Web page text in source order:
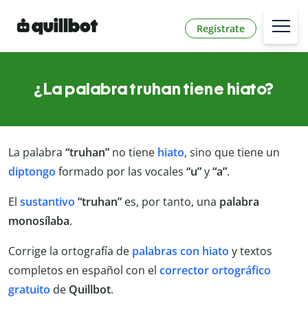
Regístrate
¿La palabra truhan tiene hiato?
La palabra “truhan” no tiene hiato, sino que tiene un
diptongo formado por las vocales “u”y“a”.
El sustantivo “truhan” es, por tanto, una palabra
monosílaba.
Corrige la ortografía de palabras con hiato y textos
completos en español con el corrector ortográfico
gratuito de Quillbot.